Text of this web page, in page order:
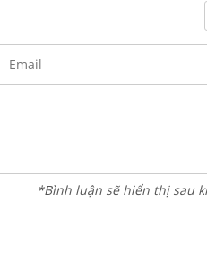
*Bình luận sẽ hiển thị sau